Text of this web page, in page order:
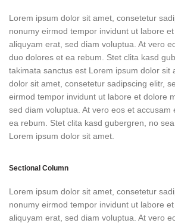
Lorem ipsum dolor sit amet, consetetur
nonumy eirmod tempor invidunt ut labore
aliquyam erat, sed diam voluptua. At vero
duo dolores et ea rebum. Stet clita kasd
takimata sanctus est Lorem ipsum dolor sit
dolor sit amet, consetetur sadipscing elitr,
eirmod tempor invidunt ut labore et dolore
sed diam voluptua. At vero eos et accusam
ea rebum. Stet clita kasd gubergren, no
Lorem ipsum dolor sit amet.
Sectional Column
Lorem ipsum dolor sit amet, consetetur
nonumy eirmod tempor invidunt ut labore
aliquyam erat, sed diam voluptua. At vero